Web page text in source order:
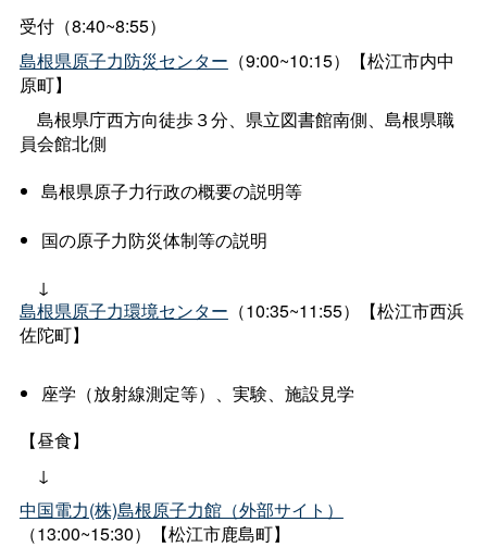
受付（8:40~8:55）
島根県原子力防災センター （9:00~10:15）【松江市内中
原町】
島根県庁西方向徒歩３分、県立図書館南側、島根県職
員会館北側
島根県原子力行政の概要の説明等
国の原子力防災体制等の説明
↓
島根県原子力環境センター （10:35~11:55）【松江市西浜
佐陀町】
座学（放射線測定等）、実験、施設見学
【昼食】
↓
中国電力(株)島根原子力館（外部サイト）
（13:00~15:30）【松江市鹿島町】